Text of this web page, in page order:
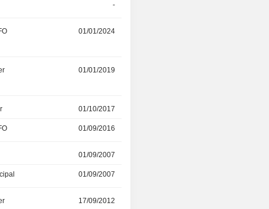
-
01/01/2024
01/01/2019
01/10/2017
01/09/2016
01/09/2007
01/09/2007
17/09/2012